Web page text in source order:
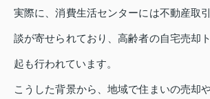
実際に、消費生活センターには不動産取
談が寄せられており、高齢者の自宅売却
起も行われています。
こうした背景から、地域で住まいの売却